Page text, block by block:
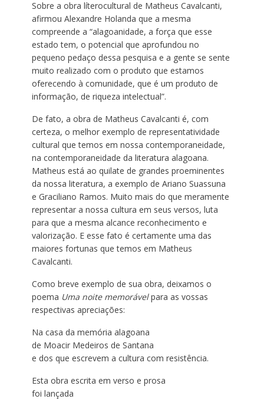
Sobre a obra líterocultural de Matheus Cavalcanti,
afirmou Alexandre Holanda que a mesma
compreende a “alagoanidade, a força que esse
estado tem, o potencial que aprofundou no
pequeno pedaço dessa pesquisa e a gente se sente
muito realizado com o produto que estamos
oferecendo à comunidade, que é um produto de
informação, de riqueza intelectual”.
De fato, a obra de Matheus Cavalcanti é, com
certeza, o melhor exemplo de representatividade
cultural que temos em nossa contemporaneidade,
na contemporaneidade da literatura alagoana.
Matheus está ao quilate de grandes proeminentes
da nossa literatura, a exemplo de Ariano Suassuna
e Graciliano Ramos. Muito mais do que meramente
representar a nossa cultura em seus versos, luta
para que a mesma alcance reconhecimento e
valorização. E esse fato é certamente uma das
maiores fortunas que temos em Matheus
Cavalcanti.
Como breve exemplo de sua obra, deixamos o
poema Uma noite memorávelpara as vossas
respectivas apreciações:
Na casa da memória alagoana
de Moacir Medeiros de Santana
e dos que escrevem a cultura com resistência.
Esta obra escrita em verso e prosa
foi lançada